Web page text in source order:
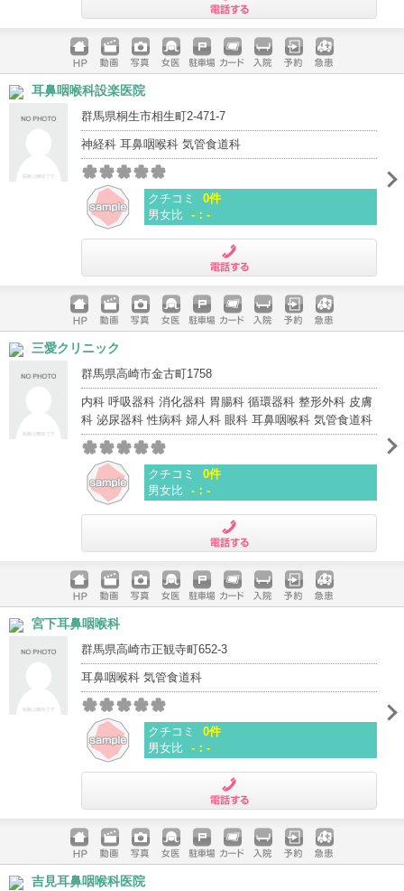
ホームペ
ージ
動画 写真 女医 駐車場
クレジッ
入院 予約 急患
耳鼻咽喉科設楽医院
群馬県桐生市相生町2-471-7
神経科 耳鼻咽喉科 気管食道科
クチコミ
0件
男女比 -：-
ホームペ
ージ
動画 写真 女医 駐車場
クレジッ
入院 予約 急患
三愛クリニック
群馬県高崎市金古町1758
内科 呼吸器科 消化器科 胃腸科 循環器科 整形外科 皮膚
科 泌尿器科 性病科 婦人科 眼科 耳鼻咽喉科 気管食道科
クチコミ
0件
男女比 -：-
ホームペ
ージ
動画 写真 女医 駐車場
クレジッ
入院 予約 急患
宮下耳鼻咽喉科
群馬県高崎市正観寺町652-3
耳鼻咽喉科 気管食道科
クチコミ
0件
男女比 -：-
ホームペ
ージ
動画 写真 女医 駐車場
クレジッ
入院 予約 急患
吉見耳鼻咽喉科医院